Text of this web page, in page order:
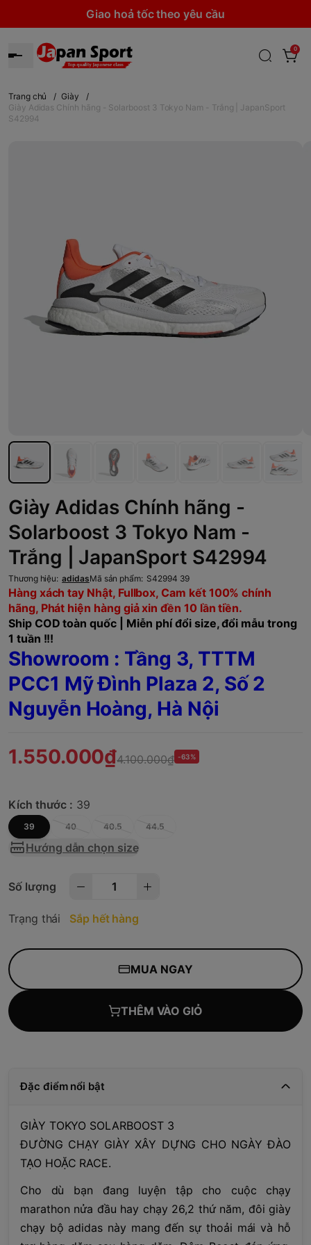
Giao hoả tốc theo yêu cầu
0
Trang chủ / Giày
/
Giày Adidas Chính hãng - Solarboost 3 Tokyo Nam - Trắng | JapanSport
S42994
Giày Adidas Chính hãng -
Solarboost 3 Tokyo Nam -
Trắng | JapanSport S42994
Thương hiệu: adidasMã sản phẩm: S42994 39
Hàng xách tay Nhật, Fullbox, Cam kết 100% chính
hãng, Phát hiện hàng giả xin đền 10 lần tiền.
Ship COD toàn quốc | Miễn phí đổi size, đổi mẫu trong
1 tuần !!!
Showroom : Tầng 3, TTTM
PCC1 Mỹ Đình Plaza 2, Số 2
Nguyễn Hoàng, Hà Nội
1.550.000₫4.100.000₫ -63%
Kích thước : 39
39 40 40.5 44.5
Hướng dẫn chọn size
Số lượng
Trạng thái Sắp hết hàng
MUA NGAY
THÊM VÀO GIỎ
Đặc điểm nổi bật
GIÀY TOKYO SOLARBOOST 3
ĐƯỜNG CHẠY GIÀY XÂY DỰNG CHO NGÀY ĐÀO
TẠO HOẶC RACE.
Cho dù bạn đang luyện tập cho cuộc chạy
marathon nửa đầu hay chạy 26,2 thứ năm, đôi giày
chạy bộ adidas này mang đến sự thoải mái và hỗ